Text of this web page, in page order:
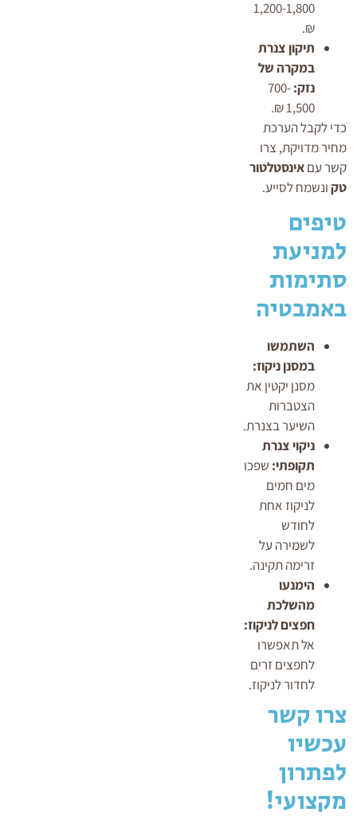
1,200-1,800
₪.
תיקון צנרת
במקרה של
נזק: 700-
1,500 ₪.
כדי לקבל הערכת
מחיר מדויקת, צרו
קשר עםאינסטלטור
טקונשמח לסייע.
טיפים
למניעת
סתימות
באמבטיה
השתמשו
במסנן ניקוז:
מסנן יקטין את
הצטברות
השיער בצנרת.
ניקוי צנרת
תקופתי: שפכו
מים חמים
לניקוז אחת
לחודש
לשמירה על
זרימה תקינה.
הימנעו
מהשלכת
חפצים לניקוז:
אל תאפשרו
לחפצים זרים
לחדור לניקוז.
צרו קשר
עכשיו
לפתרון
מקצועי!